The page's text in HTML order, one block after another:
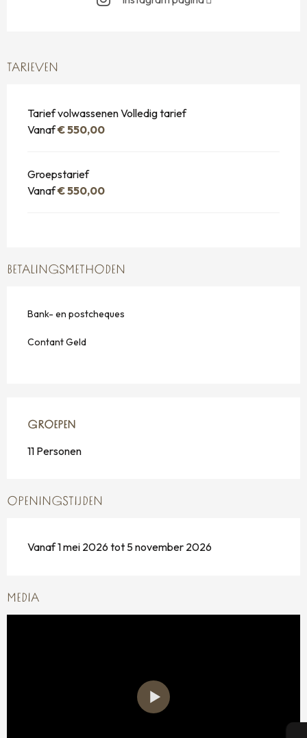
TARIEVEN
Tarief volwassenen Volledig tarief
Vanaf€ 550,00
Groepstarief
Vanaf€ 550,00
BETALINGSMETHODEN
Bank- en postcheques
Contant Geld
GROEPEN
GROEPEN
11 Personen
OPENINGSTIJDEN
Vanaf 1 mei 2026 tot 5 november 2026
MEDIA